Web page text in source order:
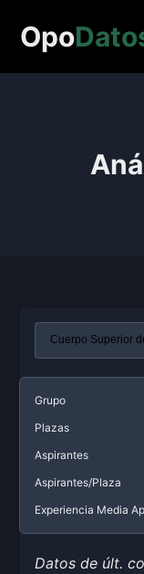
Opo
Grupo
Plazas
Aspirantes
Aspirantes/Plaza
Experiencia Media
Datos de últ.